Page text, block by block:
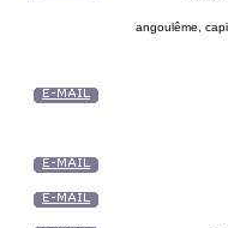
angoulême,